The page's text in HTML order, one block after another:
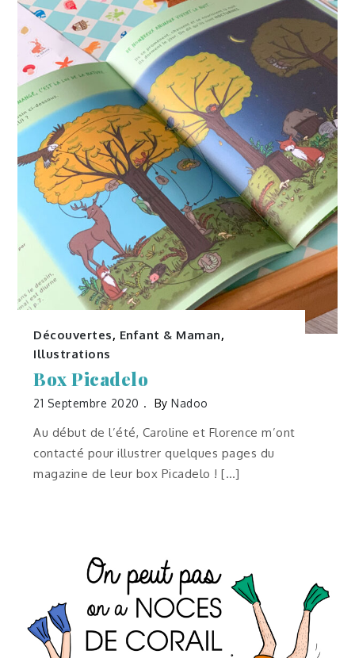
Découvertes, Enfant & Maman,
Illustrations
Box Picadelo
21 Septembre 2020 ByNadoo
Au début de l’été, Caroline et Florence m’ont
contacté pour illustrer quelques pages du
magazine de leur box Picadelo ! […]